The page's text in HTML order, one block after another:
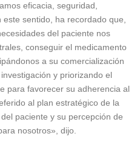
eficacia, seguridad,
sentido, ha recordado que,
del paciente nos
conseguir el medicamento
a su comercialización
y priorizando el
para favorecer su adherencia al
al plan estratégico de la
paciente y su percepción de
nosotros», dijo.